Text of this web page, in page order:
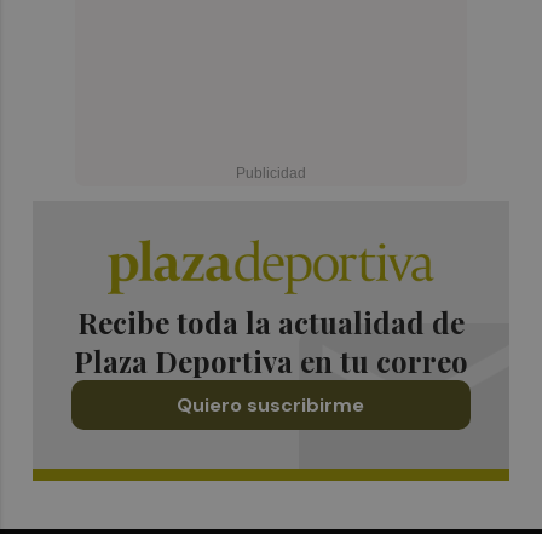
Recibe toda la actualidad de
Plaza Deportiva en tu correo
Quiero suscribirme